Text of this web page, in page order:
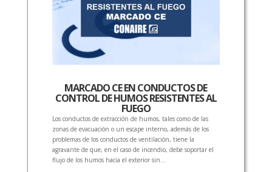
MARCADO CE EN CONDUCTOS DE
CONTROL DE HUMOS RESISTENTES AL
FUEGO
Los conductos de extracción de humos, tales como de las
zonas de evacuación o un escape interno, además de los
problemas de los conductos de ventilación, tiene la
agravante de que, en el caso de incendio, debe soportar el
flujo de los humos hacia el exterior sin...